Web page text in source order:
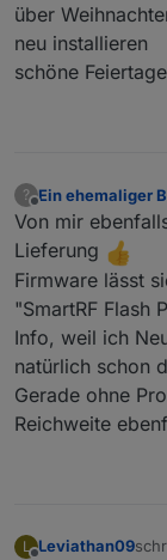
über
neu installieren
schöne Feiertage
?
Offline
Ein ehemaliger
Von mir
Lieferung
Firmware lässt
"SmartRF Flash
Info, weil ich
natürlich schon
Gerade ohne
Reichweite
L Leviathan09